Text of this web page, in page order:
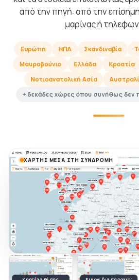
από την πηγή: από την
μαρίνας ή
Ευρώπη ΗΠΑ Σκανδιναβία
Μαυροβούνιο
Ελλάδα Κροατία
Νοτιοανατολική Ασία
+ δεκάδες χώρες όπου συνήθως δεν
ΧΆΡΤΗΣ ΜΈΣΑ ΣΤΗ ΣΥΝΔΡΟΜΉ